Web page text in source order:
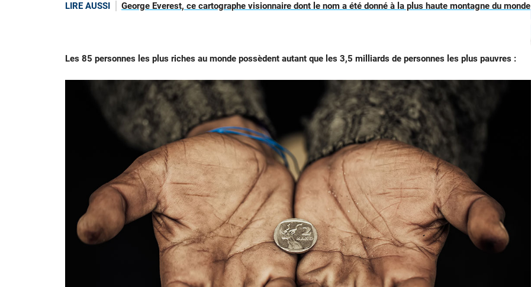
LIRE AUSSI George Everest, ce cartographe visionnaire dont le nom a été donné à la plus haute montagne du monde
Les 85 personnes les plus riches au monde possèdent autant que les 3,5 milliards de personnes les plus pauvres :